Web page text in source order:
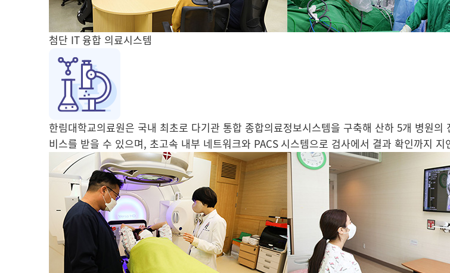
첨단 IT 융합 의료시스템
한림대학교의료원은 국내 최초로 다기관 통합 종합의료정보시스템을 구축해 산하 5개 병원
비스를 받을 수 있으며, 초고속 내부 네트워크와 PACS 시스템으로 검사에서 결과 확인까지 지